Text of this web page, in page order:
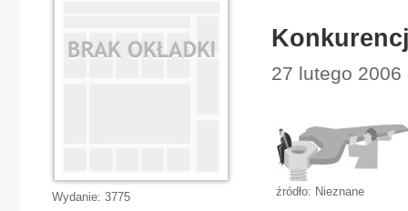
27 lutego 2006
źródło: Nieznane
Wydanie: 3775